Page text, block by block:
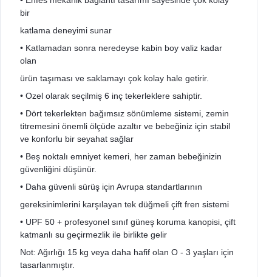
bir
katlama deneyimi sunar
• Katlamadan sonra neredeyse kabin boy valiz kadar
olan
ürün taşıması ve saklamayı çok kolay hale getirir.
• Ozel olarak seçilmiş 6 inç tekerleklere sahiptir.
• Dört tekerlekten bağımsız sönümleme sistemi, zemin
titremesini önemli ölçüde azaltır ve bebeğiniz için stabil
ve konforlu bir seyahat sağlar
• Beş noktalı emniyet kemeri, her zaman bebeğinizin
güvenliğini düşünür.
• Daha güvenli sürüş için Avrupa standartlarının
gereksinimlerini karşılayan tek düğmeli çift fren sistemi
• UPF 50 + profesyonel sınıf güneş koruma kanopisi, çift
katmanlı su geçirmezlik ile birlikte gelir
Not: Ağırlığı 15 kg veya daha hafif olan O - 3 yaşları için
tasarlanmıştır.